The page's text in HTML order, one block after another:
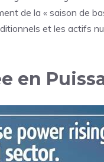
de la « saison de
et les actifs
en